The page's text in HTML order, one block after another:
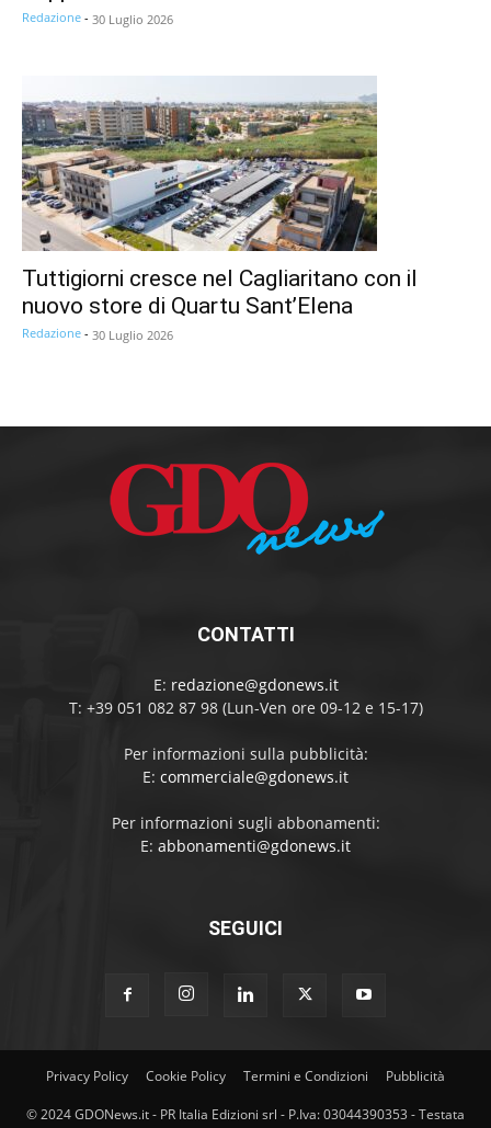
Redazione - 30 Luglio 2026
Tuttigiorni cresce nel Cagliaritano con il
nuovo store di Quartu Sant’Elena
Redazione - 30 Luglio 2026
CONTATTI
E: redazione@gdonews.it
T: +39 051 082 87 98 (Lun-Ven ore 09-12 e 15-17)
Per informazioni sulla pubblicità:
E: commerciale@gdonews.it
Per informazioni sugli abbonamenti:
E: abbonamenti@gdonews.it
SEGUICI
Privacy Policy Cookie Policy Termini e Condizioni Pubblicità
© 2024 GDONews.it - PR Italia Edizioni srl - P.Iva: 03044390353 - Testata